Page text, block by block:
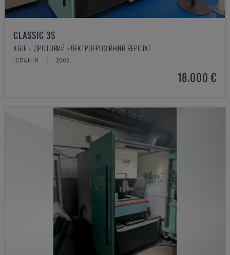
CLASSIC 3S
AGIE - ДРОТОВИЙ ЕЛЕКТРОЕРОЗІЙНИЙ ВЕРСТАТ
ІСПАНІЯ 2002
18.000 €